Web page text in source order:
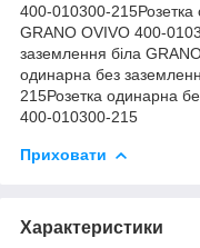
400-010300-215Розетка
GRANO OVIVO 400-
заземлення біла
одинарна без
215Розетка одинарна
400-010300-215
Приховати
Характеристики